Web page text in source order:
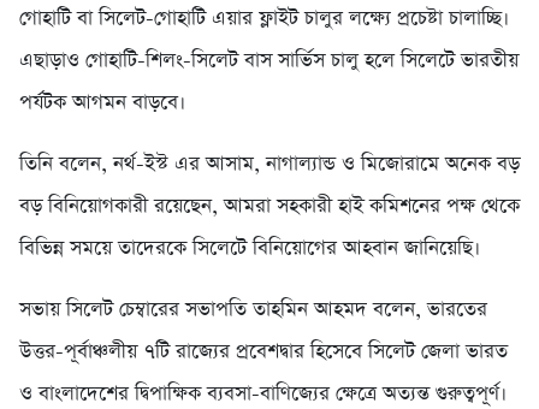
গোহাটি বা সিলেট-গোহাটি এয়ার ফ্লাইট চালুর লক্ষ্যে প্রচেষ্টা চালাচ্ছি।
এছাড়াও গোহাটি-শিলং-সিলেট বাস সার্ভিস চালু হলে সিলেটে ভারতীয়
পর্যটক আগমন বাড়বে।
তিনি বলেন, নর্থ-ইস্ট এর আসাম, নাগাল্যান্ড ও মিজোরামে অনেক বড়
বড় বিনিয়োগকারী রয়েছেন, আমরা সহকারী হাই কমিশনের পক্ষ থেকে
বিভিন্ন সময়ে তাদেরকে সিলেটে বিনিয়োগের আহবান জানিয়েছি।
সভায় সিলেট চেম্বারের সভাপতি তাহমিন আহমদ বলেন, ভারতের
উত্তর-পূর্বাঞ্চলীয় ৭টি রাজ্যের প্রবেশদ্বার হিসেবে সিলেট জেলা ভারত
ও বাংলাদেশের দ্বিপাক্ষিক ব্যবসা-বাণিজ্যের ক্ষেত্রে অত্যন্ত গুরুত্বপূর্ণ।